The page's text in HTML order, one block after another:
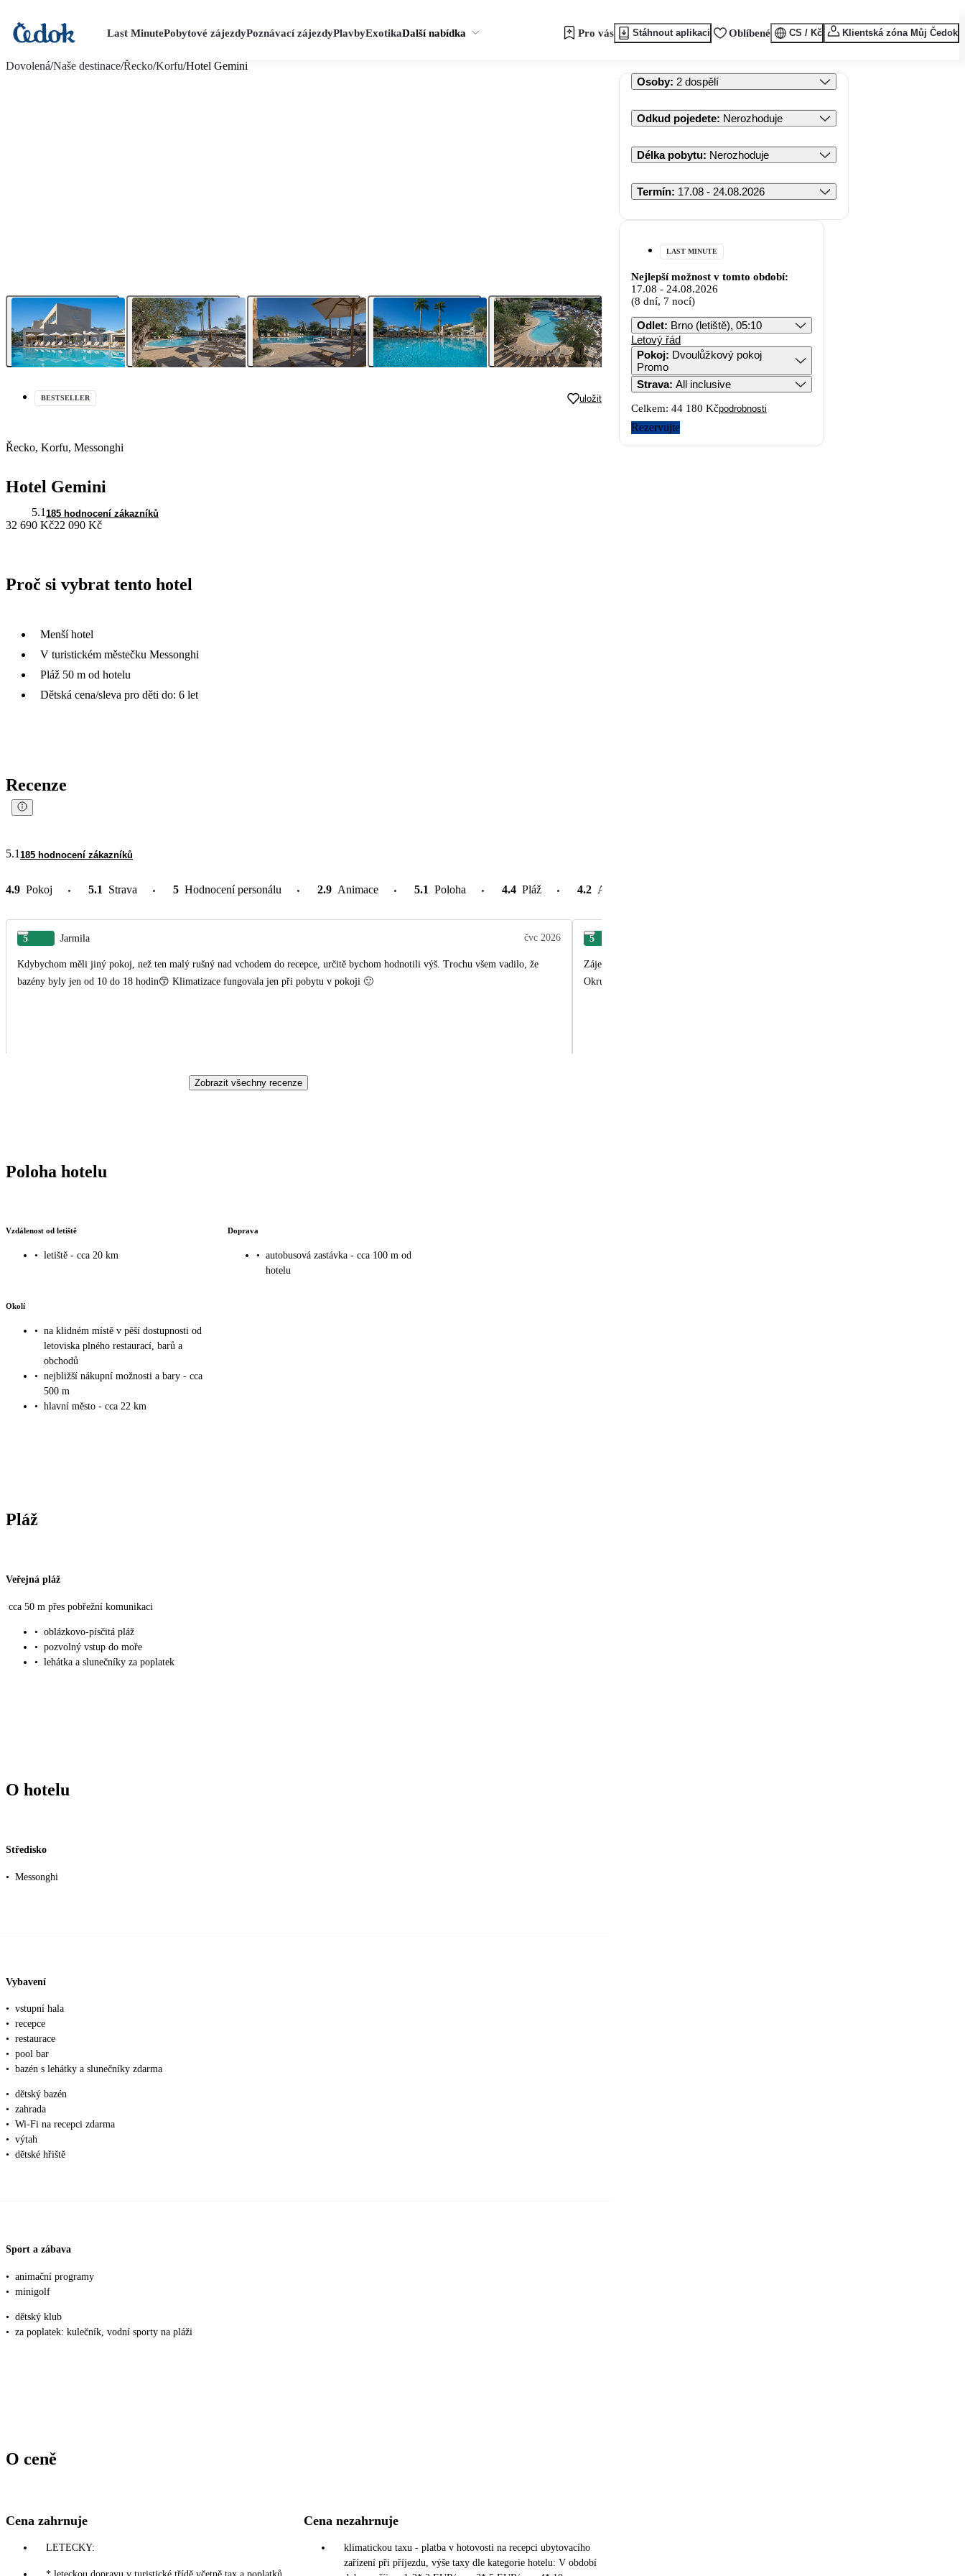
Last MinutePobytové zájezdyPoznávací zájezdyPlavbyExotikaDalší nabídka Pro vás Stáhnout aplikaci Oblíbené CS / Kč Klientská zóna Můj Čedok
Dovolená/Naše destinace/Řecko/Korfu/Hotel Gemini
BESTSELLER uložit
Řecko, Korfu, Messonghi
Hotel Gemini
5.1 185 hodnocení zákazníků
32 690 Kč22 090 Kč
Proč si vybrat tento hotel
Menší hotel
V turistickém městečku Messonghi
Pláž 50 m od hotelu
Dětská cena/sleva pro děti do: 6 let
Recenze
5.1 185 hodnocení zákazníků
4.9 Pokoj 5.1 Strava 5 Hodnocení personálu 2.9 Animace 5.1 Poloha 4.4 Pláž 4.2 Atrakce v okolí
5 Jarmila čvc 2026
Kdybychom měli jiný pokoj, než ten malý rušný nad vchodem do recepce, určitě bychom hodnotili výš. Trochu všem vadilo, že
bazény byly jen od 10 do 18 hodin😙 Klimatizace fungovala jen při pobytu v pokoji 🙂
5
Zájezd se nám velmi líbil, odlet i přílet do Ostravy byl v příjemnou denní dobu. Zajímavá
Okruh ostrovem byl díky průvodkyni Markétě P. a jejím znalostem místního prostředí
Zobrazit všechny recenze
Poloha hotelu
Vzdálenost od letiště
• letiště - cca 20 km
Doprava
• autobusová zastávka - cca 100 m od
hotelu
Okolí
• na klidném místě v pěší dostupnosti od
letoviska plného restaurací, barů a
obchodů
• nejbližší nákupní možnosti a bary - cca
500 m
• hlavní město - cca 22 km
Pláž
Veřejná pláž
cca 50 m přes pobřežní komunikaci
• oblázkovo-písčitá pláž
• pozvolný vstup do moře
• lehátka a slunečníky za poplatek
O hotelu
Středisko
• Messonghi
Vybavení
• vstupní hala
• recepce
• restaurace
• pool bar
• bazén s lehátky a slunečníky zdarma
• dětský bazén
• zahrada
• Wi-Fi na recepci zdarma
• výtah
• dětské hřiště
Sport a zábava
• animační programy
• minigolf
• dětský klub
• za poplatek: kulečník, vodní sporty na pláži
O ceně
Cena zahrnuje
LETECKY:
Cena nezahrnuje
klimatickou taxu - platba v hotovosti na recepci ubytovacího
zařízení při příjezdu, výše taxy dle kategorie hotelu: V období
Osoby: 2 dospělí
Odkud pojedete: Nerozhoduje
Délka pobytu: Nerozhoduje
Termín: 17.08 - 24.08.2026
LAST MINUTE
Nejlepší možnost v tomto období:
17.08 - 24.08.2026
(8 dní, 7 nocí)
Odlet: Brno (letiště), 05:10
Letový řád
Pokoj: Dvoulůžkový pokoj
Promo
Strava: All inclusive
Celkem: 44 180 Kčpodrobnosti
Rezervujte